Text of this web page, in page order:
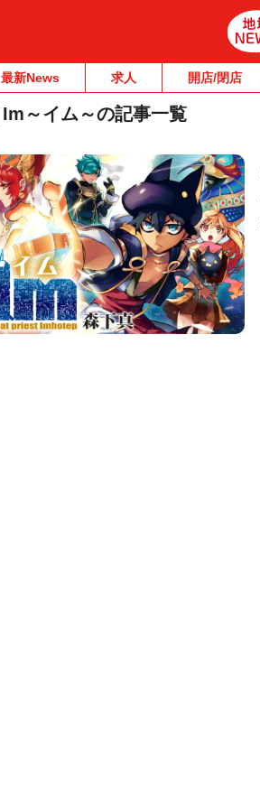
最新News 求人 開店/閉店
Im～イム～の記事一覧